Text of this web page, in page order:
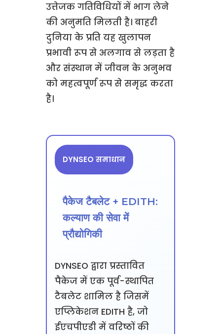
उत्तेजक गतिविधियों में भाग लेने
की अनुमति मिलती है। बाहरी
दुनिया के प्रति यह खुलापन
प्रभावी रूप से अलगाव से लड़ता है
और संस्थान में जीवन के अनुभव
को महत्वपूर्ण रूप से समृद्ध करता
है।
DYNSEO समाधान
पैकेज टैबलेट + EDITH:
कल्याण की सेवा में
प्रौद्योगिकी
DYNSEO द्वारा प्रस्तावित
पैकेज में एक पूर्व-स्थापित
टैबलेट शामिल है जिसमें
एप्लिकेशन EDITH है, जो
ईएचपीएडी में वरिष्ठों की